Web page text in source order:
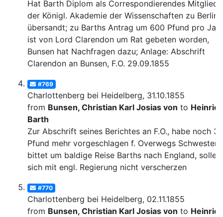
Hat Barth Diplom als Correspondierendes Mitglied
der Königl. Akademie der Wissenschaften zu Berlin
übersandt; zu Barths Antrag um 600 Pfund pro
ist von Lord Clarendon um Rat gebeten worden,
Bunsen hat Nachfragen dazu; Anlage: Abschrift
Clarendon an Bunsen, F.O. 29.09.1855
#769
Charlottenberg bei Heidelberg, 31.10.1855
from Bunsen, Christian Karl Josias von to Heinrich
Barth
Zur Abschrift seines Berichtes an F.O., habe noch
Pfund mehr vorgeschlagen f. Overwegs Schwester,
bittet um baldige Reise Barths nach England, solle
sich mit engl. Regierung nicht verscherzen
#770
Charlottenberg bei Heidelberg, 02.11.1855
from Bunsen, Christian Karl Josias von to Heinrich